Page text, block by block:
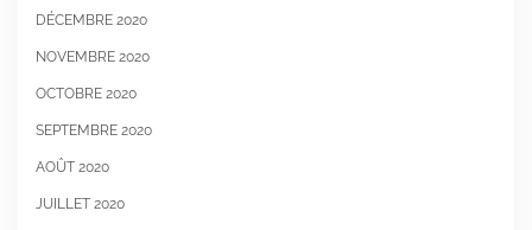
DÉCEMBRE 2020
NOVEMBRE 2020
OCTOBRE 2020
SEPTEMBRE 2020
AOÛT 2020
JUILLET 2020